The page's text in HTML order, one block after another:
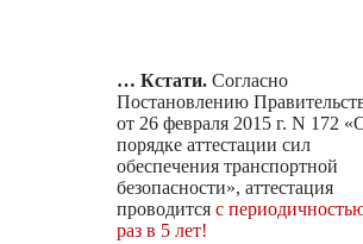
… Кстати. Согласно
Постановлению
от 26 февраля 2015 г. N 172
порядке аттестации сил
обеспечения транспортной
безопасности», аттестация
проводится с
раз в 5 лет!